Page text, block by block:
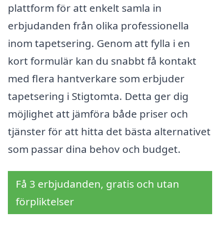
plattform för att enkelt samla in
erbjudanden från olika professionella
inom tapetsering. Genom att fylla i en
kort formulär kan du snabbt få kontakt
med flera hantverkare som erbjuder
tapetsering i Stigtomta. Detta ger dig
möjlighet att jämföra både priser och
tjänster för att hitta det bästa alternativet
som passar dina behov och budget.
Få 3 erbjudanden, gratis och utan
förpliktelser